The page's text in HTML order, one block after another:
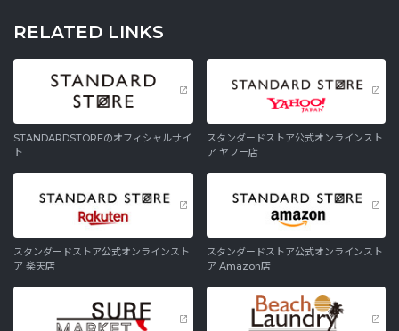
RELATED LINKS
STANDARDSTOREのオフィシャルサイ
ト
スタンダードストア公式オンラインスト
ア ヤフー店
スタンダードストア公式オンラインスト
ア 楽天店
スタンダードストア公式オンラインスト
ア Amazon店